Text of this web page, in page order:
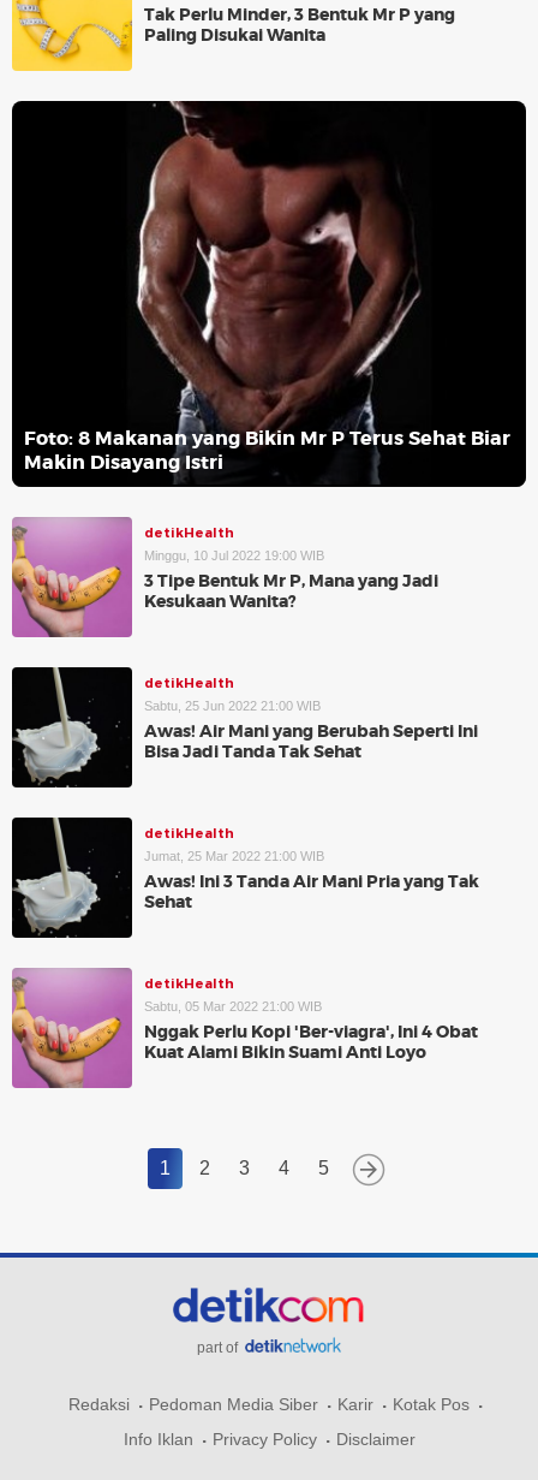
Tak Perlu Minder, 3 Bentuk Mr P yang
Paling Disukai Wanita
Foto: 8 Makanan yang Bikin Mr P Terus Sehat Biar
Makin Disayang Istri
detikHealth
Minggu, 10 Jul 2022 19:00 WIB
3 Tipe Bentuk Mr P, Mana yang Jadi
Kesukaan Wanita?
detikHealth
Sabtu, 25 Jun 2022 21:00 WIB
Awas! Air Mani yang Berubah Seperti Ini
Bisa Jadi Tanda Tak Sehat
detikHealth
Jumat, 25 Mar 2022 21:00 WIB
Awas! Ini 3 Tanda Air Mani Pria yang Tak
Sehat
detikHealth
Sabtu, 05 Mar 2022 21:00 WIB
Nggak Perlu Kopi 'Ber-viagra', Ini 4 Obat
Kuat Alami Bikin Suami Anti Loyo
1 2 3 4 5
part of
Redaksi Pedoman Media Siber Karir
Kotak Pos
Info Iklan
Privacy Policy Disclaimer